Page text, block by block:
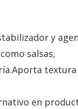
y
salsas,
textura
en